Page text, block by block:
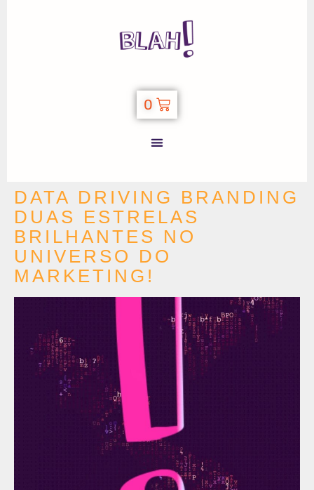
0
DATA DRIVING BRANDING
DUAS ESTRELAS
BRILHANTES NO
UNIVERSO DO
MARKETING!